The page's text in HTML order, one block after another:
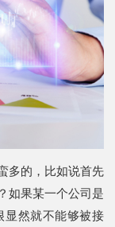
多的，比如说首先
如果某一个公司是
显然就不能够被接